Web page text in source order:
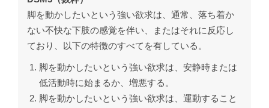
脚を動かしたいという強い欲求は、通常、落ち着か
ない不快な下肢の感覚を伴い、またはそれに反応し
ており、以下の特徴のすべてを有している。
脚を動かしたいという強い欲求は、安静時または
低活動時に始まるか、増悪する。
脚を動かしたいという強い欲求は、運動すること